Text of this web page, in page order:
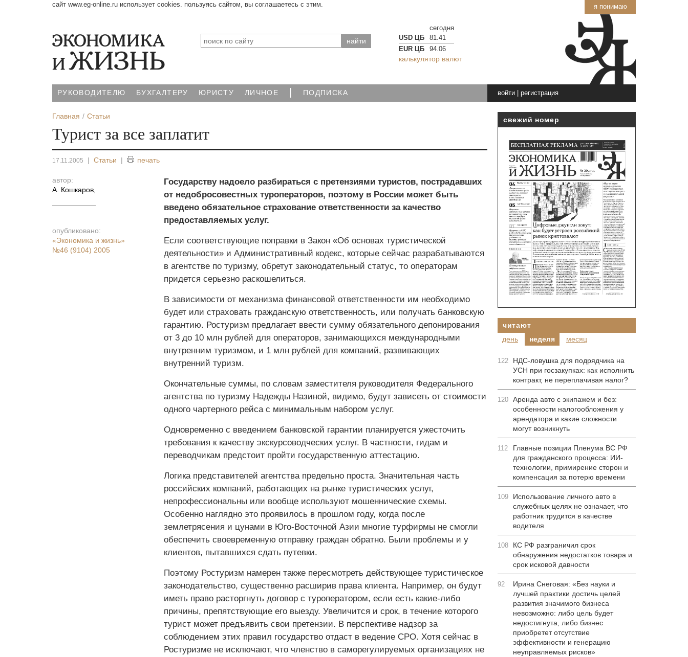
я понимаю
сайт www.eg-online.ru использует cookies. пользуясь сайтом, вы соглашаетесь с этим.
сегодня
USD ЦБ
81.41
EUR ЦБ
94.06
калькулятор валют
РУКОВОДИТЕЛЮ БУХГАЛТЕРУ ЮРИСТУ ЛИЧНОЕ | ПОДПИСКА войти| регистрация
Главная Статьи
Турист за все заплатит
17.11.2005 | Статьи | печать
автор:
А. Кошкаров
опубликовано:
«Экономика и жизнь»
№46 (9104) 2005
Государству надоело разбираться с претензиями туристов, пострадавших
от недобросовестных туроператоров, поэтому в России может быть
введено обязательное страхование ответственности за качество
предоставляемых услуг.
Если соответствующие поправки в Закон «Об основах туристической
деятельности» и Административный кодекс, которые сейчас разрабатываются
в агентстве по туризму, обретут законодательный статус, то операторам
придется серьезно раскошелиться.
В зависимости от механизма финансовой ответственности им необходимо
будет или страховать гражданскую ответственность, или получать банковскую
гарантию. Ростуризм предлагает ввести сумму обязательного депонирования
от 3 до 10 млн рублей для операторов, занимающихся международными
внутренним туризмом, и 1 млн рублей для компаний, развивающих
внутренний туризм.
Окончательные суммы, по словам заместителя руководителя Федерального
агентства по туризму Надежды Назиной, видимо, будут зависеть от стоимости
одного чартерного рейса с минимальным набором услуг.
Одновременно с введением банковской гарантии планируется ужесточить
требования к качеству экскурсоводческих услуг. В частности, гидам и
переводчикам предстоит пройти государственную аттестацию.
Логика представителей агентства предельно проста. Значительная часть
российских компаний, работающих на рынке туристических услуг,
непрофессиональны или вообще используют мошеннические схемы.
Особенно наглядно это проявилось в прошлом году, когда после
землетрясения и цунами в Юго-Восточной Азии многие турфирмы не смогли
обеспечить своевременную отправку граждан обратно. Были проблемы и у
клиентов, пытавшихся сдать путевки.
Поэтому Ростуризм намерен также пересмотреть действующее туристическое
законодательство, существенно расширив права клиента. Например, он будут
иметь право расторгнуть договор с туроператором, если есть какие-либо
причины, препятствующие его выезду. Увеличится и срок, в течение которого
турист может предъявить свои претензии. В перспективе надзор за
соблюдением этих правил государство отдаст в ведение СРО. Хотя сейчас в
Ростуризме не исключают, что членство в саморегулируемых организациях не
свежий номер
читают
день
неделя месяц
122
НДС-ловушка для подрядчика на
УСН при госзакупках: как исполнить
контракт, не переплачивая налог?
120 Аренда авто с экипажем и без:
особенности налогообложения у
арендатора и какие сложности
могут возникнуть
112
Главные позиции Пленума ВС РФ
для гражданского процесса: ИИ-
технологии, примирение сторон и
компенсация за потерю времени
109
Использование личного авто в
служебных целях не означает, что
работник трудится в качестве
водителя
108
КС РФ разграничил срок
обнаружения недостатков товара и
срок исковой давности
92
Ирина Снеговая: «Без науки и
лучшей практики достичь целей
развития значимого бизнеса
невозможно: либо цель будет
недостигнута, либо бизнес
приобретет отсутствие
эффективности и генерацию
неуправляемых рисков»